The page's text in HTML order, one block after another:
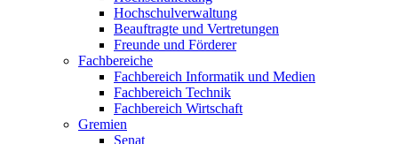
Hochschulverwaltung
Beauftragte und Vertretungen
Freunde und Förderer
Fachbereiche
Fachbereich Informatik und Medien
Fachbereich Technik
Fachbereich Wirtschaft
Gremien
Senat